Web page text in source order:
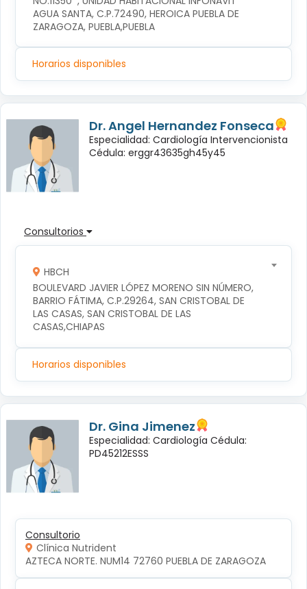
AGUA SANTA, C.P.72490, HEROICA PUEBLA DE
ZARAGOZA, PUEBLA,PUEBLA
Horarios disponibles
Dr. Angel Hernandez Fonseca
Especialidad: Cardiología Intervencionista
Cédula: erggr43635gh45y45
Consultorios
HBCH
BOULEVARD JAVIER LÓPEZ MORENO SIN NÚMERO,
BARRIO FÁTIMA, C.P.29264, SAN CRISTOBAL DE
LAS CASAS, SAN CRISTOBAL DE LAS
CASAS,CHIAPAS
Horarios disponibles
Dr. Gina Jimenez
Especialidad: Cardiología Cédula:
PD45212ESSS
Consultorio
Clínica Nutrident
AZTECA NORTE. NUM14 72760 PUEBLA DE ZARAGOZA